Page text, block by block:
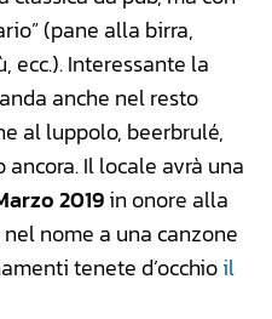
(pane alla birra,
ecc.). Interessante la
anche nel resto
al luppolo, beerbrulé,
Il locale avrà una
2019in onore alla
nome a una canzone
tenete d’occhioil